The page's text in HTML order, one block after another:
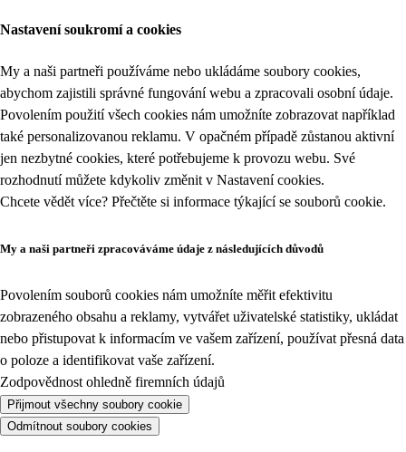
Nastavení soukromí a cookies
My a naši partneři používáme nebo ukládáme soubory cookies,
abychom zajistili správné fungování webu a zpracovali osobní údaje.
Povolením použití všech cookies nám umožníte zobrazovat například
také personalizovanou reklamu. V opačném případě zůstanou aktivní
jen nezbytné cookies, které potřebujeme k provozu webu. Své
rozhodnutí můžete kdykoliv změnit v Nastavení cookies.
Chcete vědět více? Přečtěte si informace týkající se souborů cookie.
My a naši partneři zpracováváme údaje z následujících důvodů
Povolením souborů cookies nám umožníte měřit efektivitu
zobrazeného obsahu a reklamy, vytvářet uživatelské statistiky, ukládat
nebo přistupovat k informacím ve vašem zařízení, používat přesná data
o poloze a identifikovat vaše zařízení.
Zodpovědnost ohledně firemních údajů
Přijmout všechny soubory cookie
Odmítnout soubory cookies